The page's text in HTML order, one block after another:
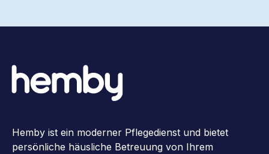
Hemby ist ein moderner Pflegedienst und bietet
persönliche häusliche Betreuung von Ihrem